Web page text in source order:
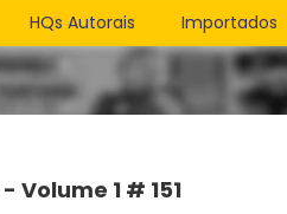
HQs Autorais Importados
Volume 1 # 151